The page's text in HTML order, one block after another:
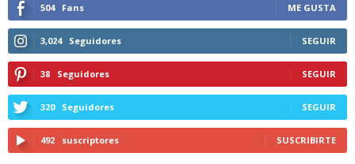
504 Fans ME GUSTA
3,024 Seguidores SEGUIR
38 Seguidores SEGUIR
320 Seguidores SEGUIR
492 suscriptores SUSCRIBIRTE